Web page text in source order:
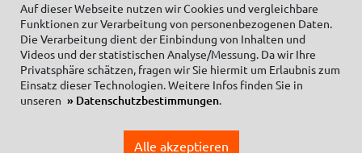
Zum Newsletter anmelden:
Cookieeinstellungen
Impressum
Datenschutzhinweise Social Media
Auf dieser Webseite nutzen wir Cookies und vergleichbare
Funktionen zur Verarbeitung von personenbezogenen Daten.
Die Verarbeitung dient der Einbindung von Inhalten und
Videos und der statistischen Analyse/Messung. Da wir Ihre
Privatsphäre schätzen, fragen wir Sie hiermit um Erlaubnis zum
Einsatz dieser Technologien. Weitere Infos finden Sie in
unseren
Datenschutzbestimmungen.
Alle akzeptieren